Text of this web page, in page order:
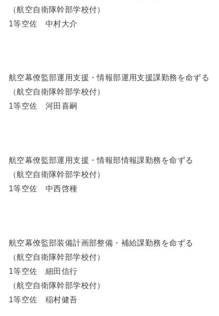
（航空自衛隊幹部学校付）
1等空佐 中村大介
航空幕僚監部運用支援・情報部運用支援課勤務を命ずる
（航空自衛隊幹部学校付）
1等空佐 河田喜嗣
航空幕僚監部運用支援・情報部情報課勤務を命ずる
（航空自衛隊幹部学校付）
1等空佐 中西啓種
航空幕僚監部装備計画部整備・補給課勤務を命ずる
（航空自衛隊幹部学校付）
1等空佐 細田信行
（航空自衛隊幹部学校付）
1等空佐 稲村健吾